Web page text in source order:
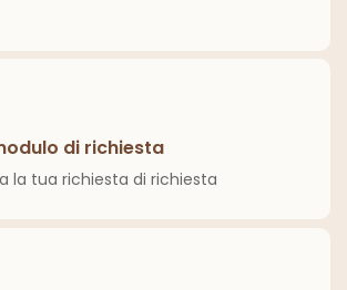
di richiesta
la tua richiesta di richiesta